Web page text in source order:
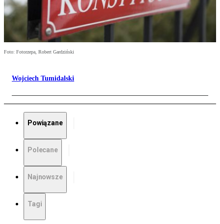
Foto: Fotorzepa, Robert Gardziński
Wojciech Tumidalski
Powiązane
Polecane
Najnowsze
Tagi